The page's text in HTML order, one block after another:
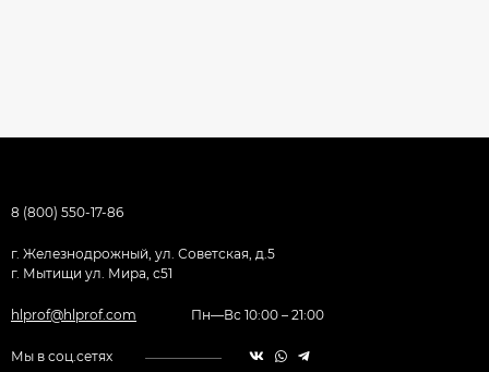
8 (800) 550-17-86
г. Железнодрожный, ул. Советская, д.5
г. Мытищи ул. Мира, с51
hlprof@hlprof.com Пн—Вс 10:00 – 21:00
Мы в соц.сетях